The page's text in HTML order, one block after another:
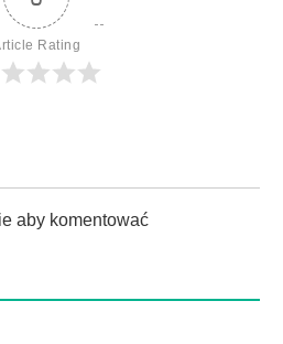
Rating
aby komentować